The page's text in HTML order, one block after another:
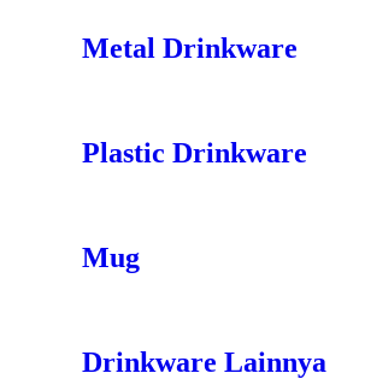
Metal Drinkware
Plastic Drinkware
Mug
Drinkware Lainnya